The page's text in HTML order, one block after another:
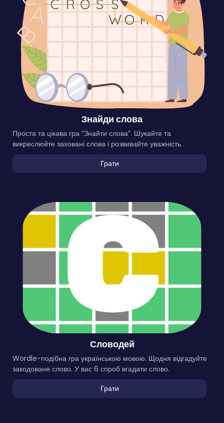
Знайди слова
Проста та цікава гра “Знайти слова”. Шукайте та
викреслюйте заховані слова і розвивайте уважність.
Грати
Словодей
Wordle-подібна гра українською мовою. Щодня відгадуйте
закодоване слово. У вас 6 спроб вгадати слово.
Грати